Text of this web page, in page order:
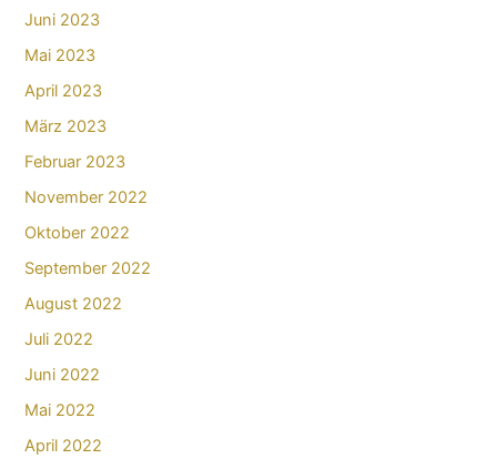
Juni 2023
Mai 2023
April 2023
März 2023
Februar 2023
November 2022
Oktober 2022
September 2022
August 2022
Juli 2022
Juni 2022
Mai 2022
April 2022